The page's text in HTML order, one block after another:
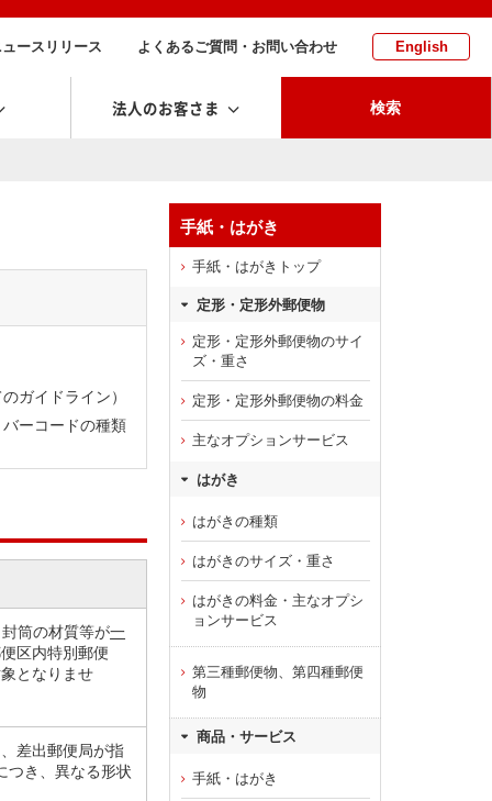
ュースリリース よくあるご質問・お問い合わせ English
法人のお客さま 検索
ガイドライン）
バーコードの種類
筒の材質等が一
区内特別郵便
となりませ
差出郵便局が指
つき、異なる形状
手紙・はがき
手紙・はがきトップ
定形・定形外郵便物
定形・定形外郵便物のサイ
ズ・重さ
定形・定形外郵便物の料金
主なオプションサービス
はがき
はがきの種類
はがきのサイズ・重さ
はがきの料金・主なオプシ
ョンサービス
第三種郵便物、第四種郵便
物
商品・サービス
手紙・はがき